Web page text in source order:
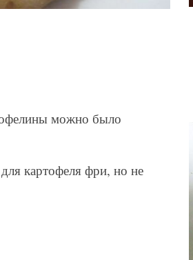
можно было
картофеля фри, но не